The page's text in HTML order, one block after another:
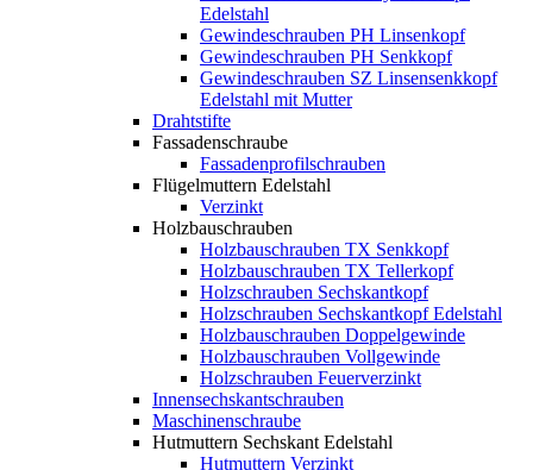
Edelstahl
Gewindeschrauben PH Linsenkopf
Gewindeschrauben PH Senkkopf
Gewindeschrauben SZ Linsensenkkopf
Edelstahl mit Mutter
Drahtstifte
Fassadenschraube
Fassadenprofilschrauben
Flügelmuttern Edelstahl
Verzinkt
Holzbauschrauben
Holzbauschrauben TX Senkkopf
Holzbauschrauben TX Tellerkopf
Holzschrauben Sechskantkopf
Holzschrauben Sechskantkopf Edelstahl
Holzbauschrauben Doppelgewinde
Holzbauschrauben Vollgewinde
Holzschrauben Feuerverzinkt
Innensechskantschrauben
Maschinenschraube
Hutmuttern Sechskant Edelstahl
Hutmuttern Verzinkt